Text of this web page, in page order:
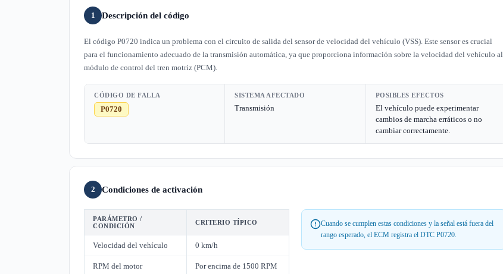
1 Descripción del código
El código P0720 indica un problema con el circuito de salida del sensor de velocidad del vehículo (VSS). Este sensor es crucial
para el funcionamiento adecuado de la transmisión automática, ya que proporciona información sobre la velocidad del vehículo al
módulo de control del tren motriz (PCM).
CÓDIGO DE FALLA
P0720
SISTEMA AFECTADO
Transmisión
POSIBLES EFECTOS
El vehículo puede experimentar
cambios de marcha erráticos o no
cambiar correctamente.
2 Condiciones de activación
PARÁMETRO /
CONDICIÓN
CRITERIO TÍPICO
Velocidad del vehículo 0 km/h
RPM del motor Por encima de 1500 RPM
Cuando se cumplen estas condiciones y la señal está fuera del
rango esperado, el ECM registra el DTC P0720.